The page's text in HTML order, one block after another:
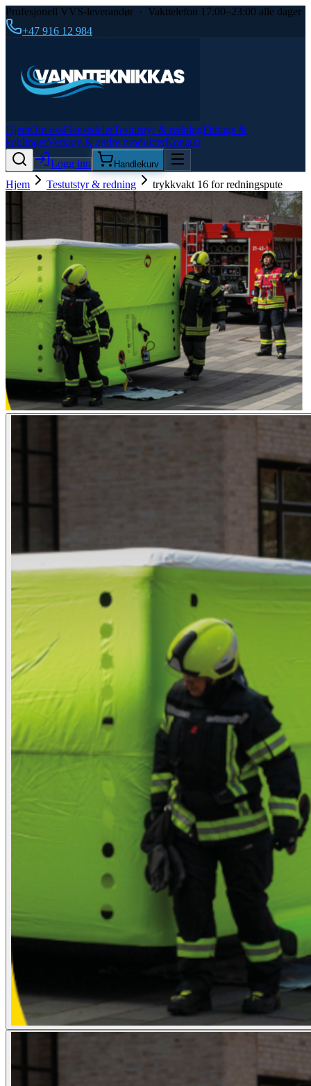
Profesjonell VVS-leverandør · Vakttelefon 17:00–23:00 alle dager
+47 916 12 984
HjemOm ossFlensedelerTestutstyr & redningFittings &
koblingerVerktøy & andre produkterKontakt
Logg inn
Handlekurv
Hjem Testutstyr & redning trykkvakt 16 for redningspute